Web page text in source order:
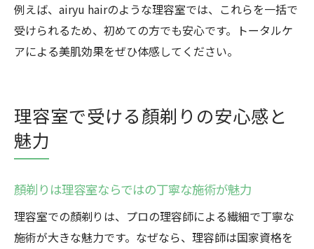
メンズ顏剃りで清潔感を高める日常ケア
顏剃りとフェイシャルケアの相乗効果を解
説
理容室の顏剃り料金相場をわかりやすく解
説
討
メンズ顏剃り・レディース顏剃りの料金目
安
例えば、airyu hairのような理容室では、これらを一括で
受けられるため、初めての方でも安心です。トータルケ
アによる美肌効果をぜひ体感してください。
理容室で受ける顏剃りの安心感と
魅力
顏剃りは理容室ならではの丁寧な施術が魅力
理容室での顏剃りは、プロの理容師による繊細で丁寧な
施術が大きな魅力です。なぜなら、理容師は国家資格を